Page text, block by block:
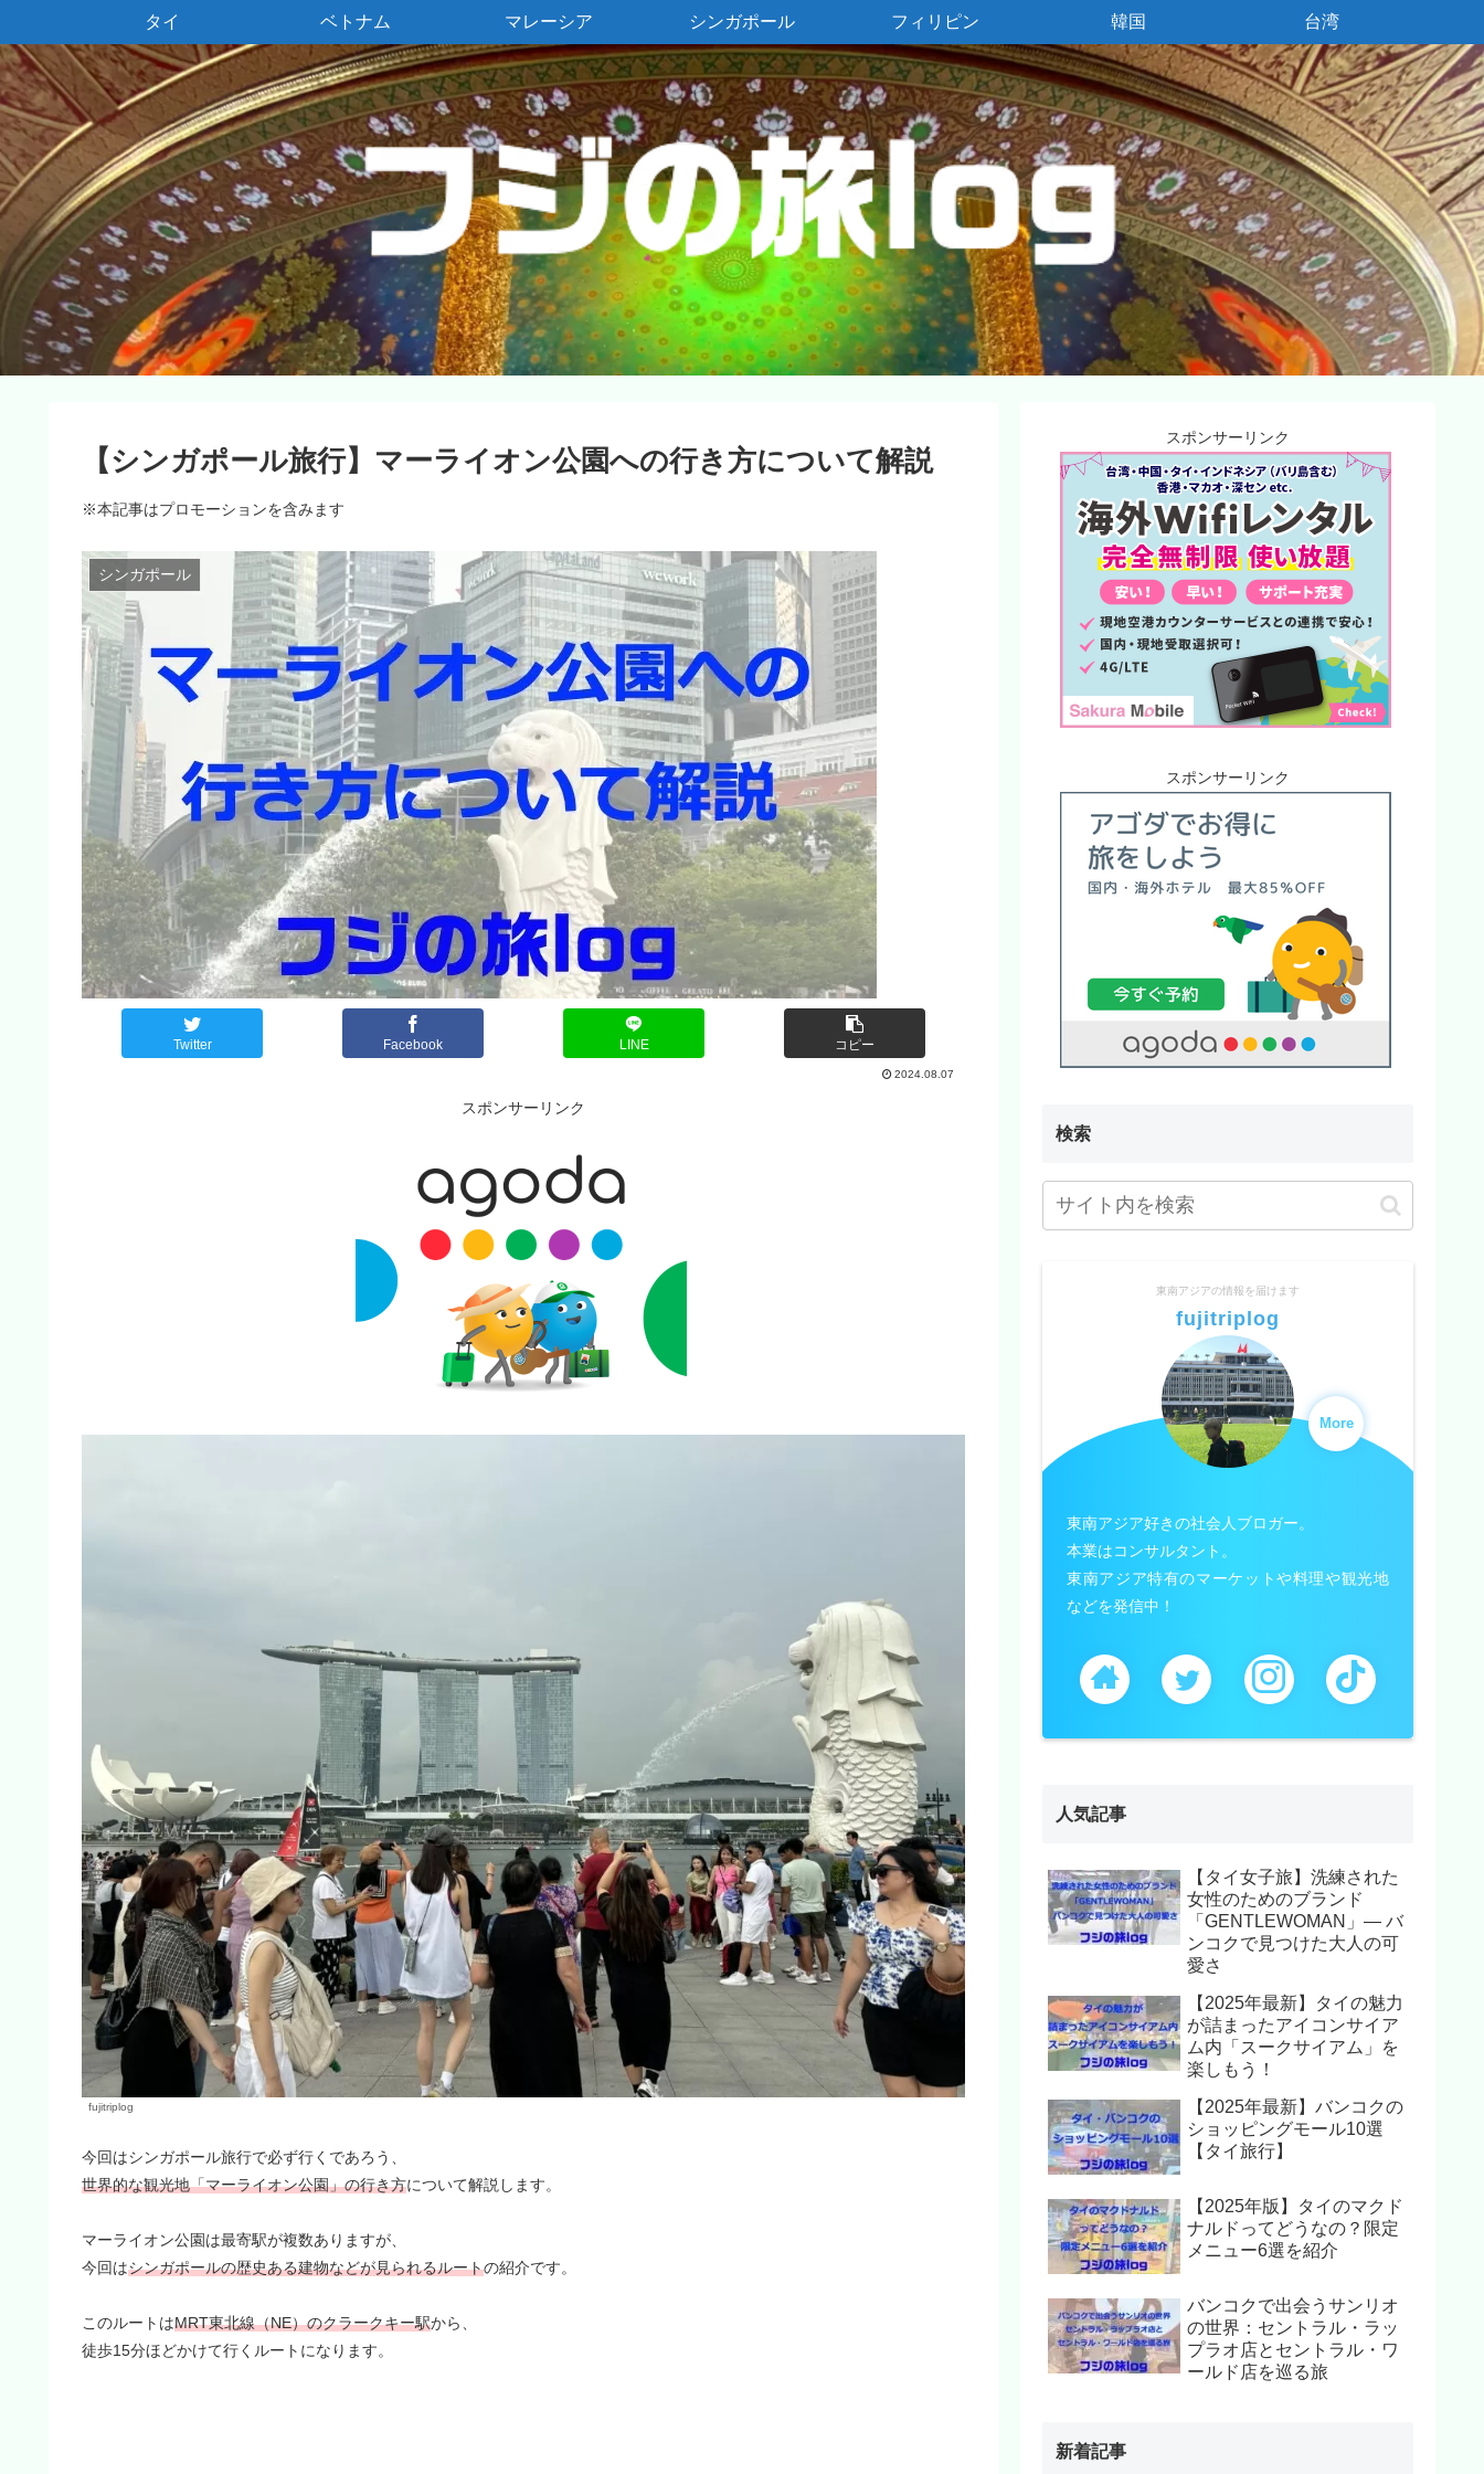
タイ ベトナム マレーシア シンガポール フィリピン 韓国 台湾
【シンガポール旅行】マーライオン公園への行き方について解説
※本記事はプロモーションを含みます
シンガポール
Twitter Facebook LINE コピー
2024.08.07
スポンサーリンク
fujitriplog
今回はシンガポール旅行で必ず行くであろう、
世界的な観光地「マーライオン公園」の行き方について解説します。
マーライオン公園は最寄駅が複数ありますが、
今回はシンガポールの歴史ある建物などが見られるルートの紹介です。
このルートはMRT東北線（NE）のクラークキー駅から、
徒歩15分ほどかけて行くルートになります。
スポンサーリンク
スポンサーリンク
検索
東南アジアの情報を届けます
fujitriplog
More
東南アジア好きの社会人ブロガー。
本業はコンサルタント。
東南アジア特有のマーケットや料理や観光地
などを発信中！
人気記事
【タイ女子旅】洗練された
女性のためのブランド
「GENTLEWOMAN」— バ
ンコクで見つけた大人の可
愛さ
【2025年最新】タイの魅力
が詰まったアイコンサイア
ム内「スークサイアム」を
楽しもう！
【2025年最新】バンコクの
ショッピングモール10選
【タイ旅行】
【2025年版】タイのマクド
ナルドってどうなの？限定
メニュー6選を紹介
バンコクで出会うサンリオ
の世界：セントラル・ラッ
プラオ店とセントラル・ワ
ールド店を巡る旅
新着記事